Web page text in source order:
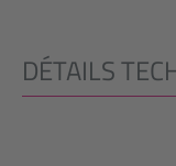
DÉTAILS